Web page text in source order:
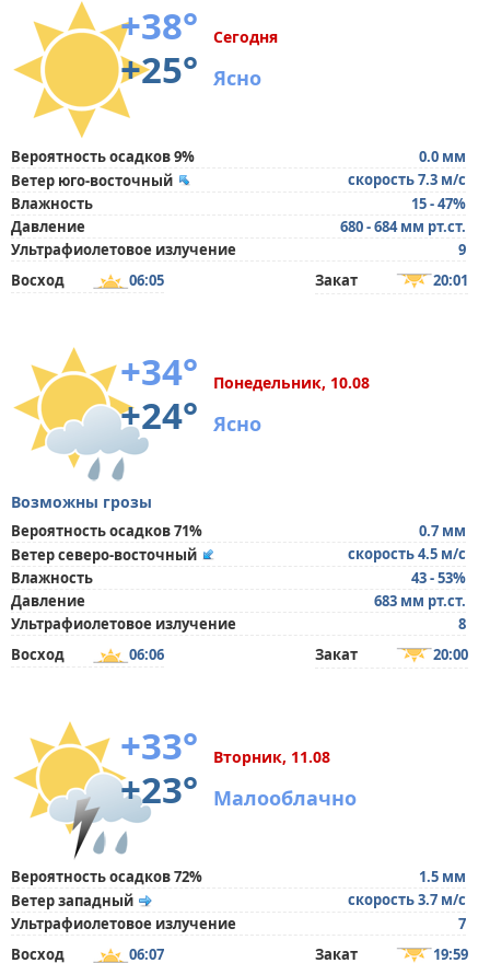
+38°
+25°
Сегодня
Ясно
Вероятность осадков 9%
0.0 мм
Ветер юго-восточный
скорость 7.3 м/с
Влажность
15 - 47%
Давление
680 - 684 мм рт.ст.
Ультрафиолетовое излучение
9
Восход
06:05 Закат 20:01
+34°
+24°
Понедельник, 10.08
Ясно
Возможны грозы
Вероятность осадков 71%
0.7 мм
Ветер северо-восточный
скорость 4.5 м/с
Влажность
43 - 53%
Давление
683 мм рт.ст.
Ультрафиолетовое излучение
8
Восход
06:06 Закат 20:00
+33°
+23°
Вторник, 11.08
Малооблачно
Вероятность осадков 72%
1.5 мм
Ветер западный
скорость 3.7 м/с
Ультрафиолетовое излучение
7
Восход
06:07 Закат 19:59